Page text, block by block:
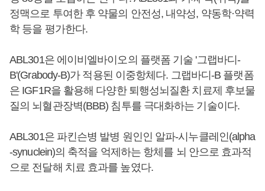
정맥으로 투여한 후 약물의 안전성, 내약성, 약동학·약력
학 등을 평가한다.
ABL301은 에이비엘바이오의 플랫폼 기술 '그랩바디-
B'(Grabody-B)가 적용된 이중항체다. 그랩바디-B 플랫폼
은 IGF1R을 활용해 다양한 퇴행성뇌질환 치료제 후보물
질의 뇌혈관장벽(BBB) 침투를 극대화하는 기술이다.
ABL301은 파킨슨병 발병 원인인 알파-시누클레인(alpha
-synuclein)의 축적을 억제하는 항체를 뇌 안으로 효과적
으로 전달해 치료 효과를 높였다.